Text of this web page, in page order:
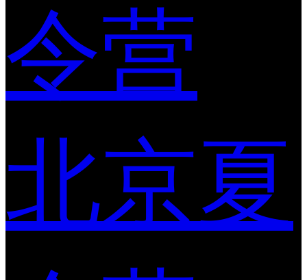
令营
北京夏